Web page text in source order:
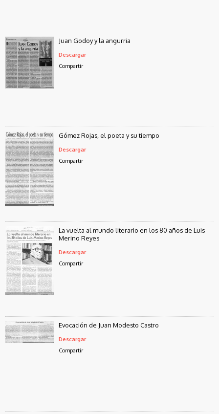
Juan Godoy y la angurria
Descargar
Compartir
Gómez Rojas, el poeta y su tiempo
Descargar
Compartir
La vuelta al mundo literario en los 80 años de Luis
Merino Reyes
Descargar
Compartir
Evocación de Juan Modesto Castro
Descargar
Compartir